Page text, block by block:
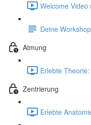
Welcome Video
Deine
Atmung
Erlebte
Zentrierung
Erlebte